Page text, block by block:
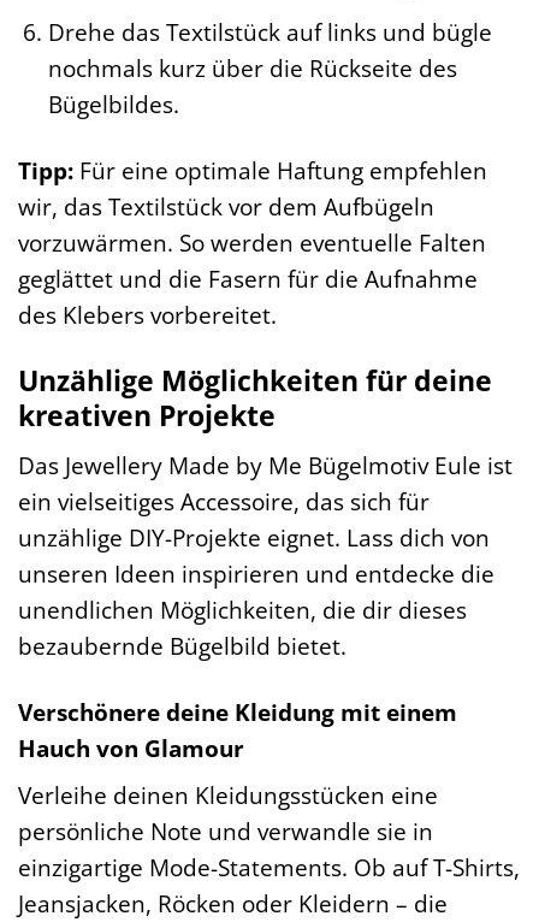
Drehe das Textilstück auf links und bügle
nochmals kurz über die Rückseite des
Bügelbildes.
Tipp: Für eine optimale Haftung empfehlen
wir, das Textilstück vor dem Aufbügeln
vorzuwärmen. So werden eventuelle Falten
geglättet und die Fasern für die Aufnahme
des Klebers vorbereitet.
Unzählige Möglichkeiten für deine
kreativen Projekte
Das Jewellery Made by Me Bügelmotiv Eule ist
ein vielseitiges Accessoire, das sich für
unzählige DIY-Projekte eignet. Lass dich von
unseren Ideen inspirieren und entdecke die
unendlichen Möglichkeiten, die dir dieses
bezaubernde Bügelbild bietet.
Verschönere deine Kleidung mit einem
Hauch von Glamour
Verleihe deinen Kleidungsstücken eine
persönliche Note und verwandle sie in
einzigartige Mode-Statements. Ob auf T-Shirts,
Jeansjacken, Röcken oder Kleidern – die